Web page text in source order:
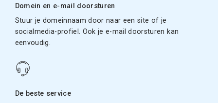
Domein en e-mail doorsturen
Stuur je domeinnaam door naar een site of je
socialmedia-profiel. Ook je e-mail doorsturen kan
eenvoudig.
De beste service